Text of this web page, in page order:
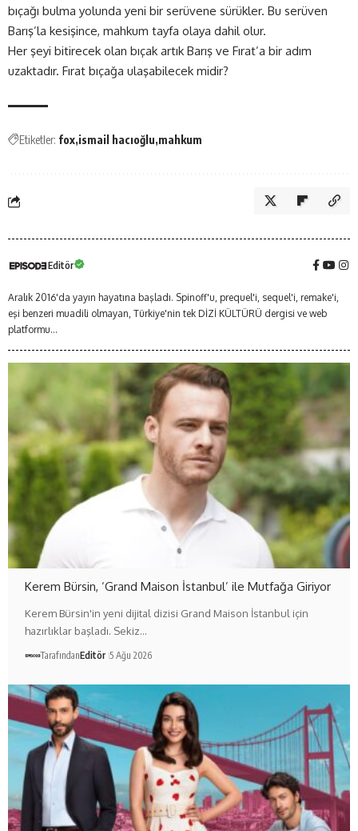
bıçağı bulma yolunda yeni bir serüvene sürükler. Bu serüven
Barış’la kesişince, mahkum tayfa olaya dahil olur.
Her şeyi bitirecek olan bıçak artık Barış ve Fırat’a bir adım
uzaktadır. Fırat bıçağa ulaşabilecek midir?
Etiketler: fox ismail hacıoğlu mahkum
Editör
Aralık 2016'da yayın hayatına başladı. Spinoff'u, prequel'i, sequel'i, remake'i,
eşi benzeri muadili olmayan, Türkiye'nin tek DİZİ KÜLTÜRÜ dergisi ve web
platformu...
Kerem Bürsin, ‘Grand Maison İstanbul’ ile Mutfağa Giriyor
Kerem Bürsin'in yeni dijital dizisi Grand Maison İstanbul için
hazırlıklar başladı. Sekiz…
TarafındanEditör 5 Ağu 2026